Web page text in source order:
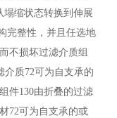
塌缩状态转换到伸展
完整性，并且任选地
不损坏过滤介质组
介质72可为自支承的
件130由折叠的过滤
72可为自支承的或